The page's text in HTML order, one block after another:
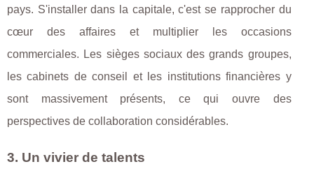
pays. S'installer dans la capitale, c'est se rapprocher du
cœur des affaires et multiplier les occasions
commerciales. Les sièges sociaux des grands groupes,
les cabinets de conseil et les institutions financières y
sont massivement présents, ce qui ouvre des
perspectives de collaboration considérables.
3. Un vivier de talents